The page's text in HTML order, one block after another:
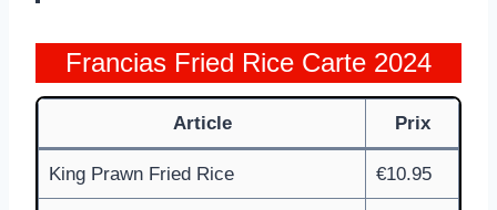
Francias Fried Rice Carte 2024
Article Prix
King Prawn Fried Rice €10.95